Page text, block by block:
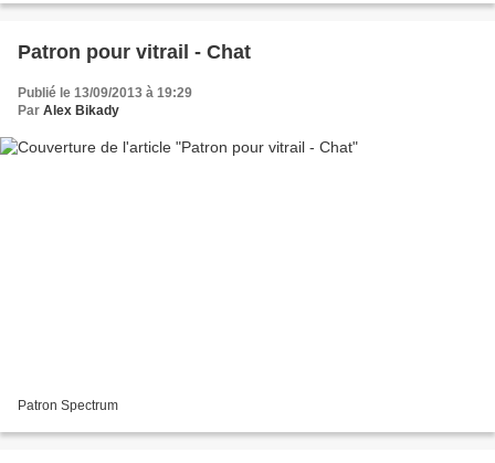
Patron pour vitrail - Chat
Publié le 13/09/2013 à 19:29
Par Alex Bikady
Patron Spectrum